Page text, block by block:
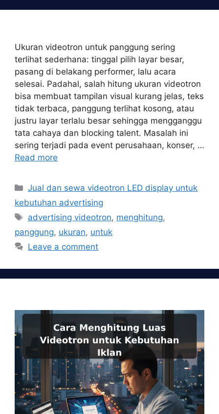
Ukuran videotron untuk panggung sering
terlihat sederhana: tinggal pilih layar besar,
pasang di belakang performer, lalu acara
selesai. Padahal, salah hitung ukuran videotron
bisa membuat tampilan visual kurang jelas, teks
tidak terbaca, panggung terlihat kosong, atau
justru layar terlalu besar sehingga mengganggu
tata cahaya dan blocking talent. Masalah ini
sering terjadi pada event perusahaan, konser, …
Read more
Categories
Jual dan sewa videotron LED display untuk
kebutuhan advertising
Tags
advertising videotron, menghitung,
panggung, ukuran, untuk
Leave a comment